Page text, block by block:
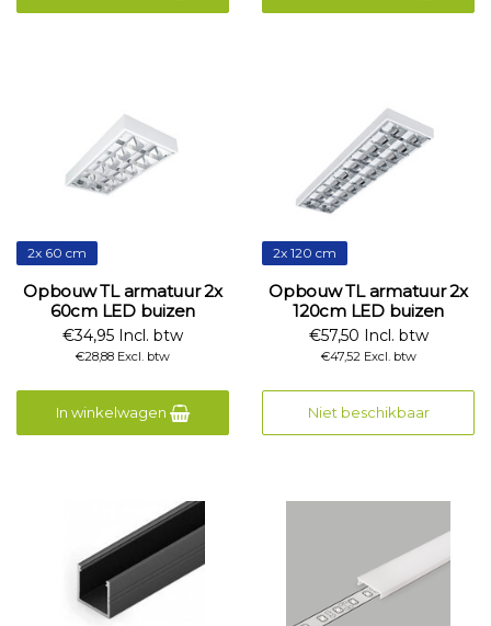
2x 60 cm
Opbouw TL armatuur 2x
60cm LED buizen
€34,95 Incl. btw
€28,88 Excl. btw
In winkelwagen
2x 120 cm
Opbouw TL armatuur 2x
120cm LED buizen
€57,50 Incl. btw
€47,52 Excl. btw
Niet beschikbaar